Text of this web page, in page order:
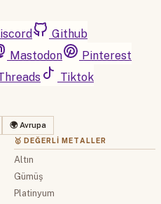
Github
Mastodon
Pinterest
Tiktok
🌍 Avrupa
🥇 DEĞERLI METALLER
Altın
Gümüş
Platinyum